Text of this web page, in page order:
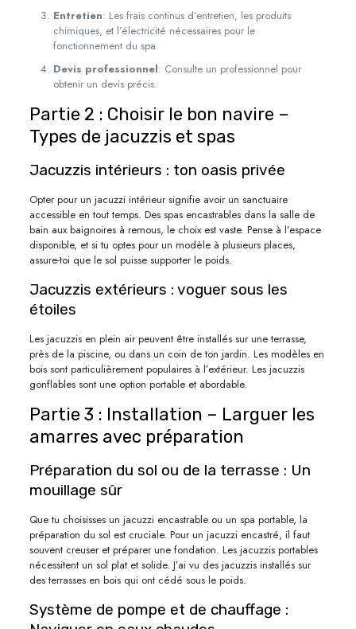
Entretien: Les frais continus d’entretien, les produits
chimiques, et l’électricité nécessaires pour le
fonctionnement du spa.
Devis professionnel: Consulte un professionnel pour
obtenir un devis précis.
Partie 2 : Choisir le bon navire –
Types de jacuzzis et spas
Jacuzzis intérieurs : ton oasis privée
Opter pour un jacuzzi intérieur signifie avoir un sanctuaire
accessible en tout temps. Des spas encastrables dans la salle de
bain aux baignoires à remous, le choix est vaste. Pense à l’espace
disponible, et si tu optes pour un modèle à plusieurs places,
assure-toi que le sol puisse supporter le poids.
Jacuzzis extérieurs : voguer sous les
étoiles
Les jacuzzis en plein air peuvent être installés sur une terrasse,
près de la piscine, ou dans un coin de ton jardin. Les modèles en
bois sont particulièrement populaires à l’extérieur. Les jacuzzis
gonflables sont une option portable et abordable.
Partie 3 : Installation – Larguer les
amarres avec préparation
Préparation du sol ou de la terrasse : Un
mouillage sûr
Que tu choisisses un jacuzzi encastrable ou un spa portable, la
préparation du sol est cruciale. Pour un jacuzzi encastré, il faut
souvent creuser et préparer une fondation. Les jacuzzis portables
nécessitent un sol plat et solide. J’ai vu des jacuzzis installés sur
des terrasses en bois qui ont cédé sous le poids.
Système de pompe et de chauffage :